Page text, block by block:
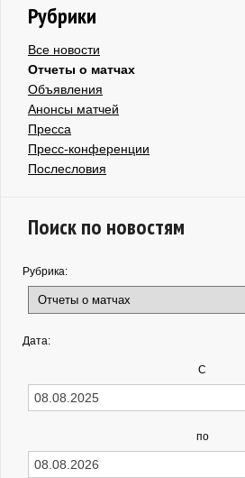
Рубрики
Все новости
Отчеты о матчах
Объявления
Анонсы матчей
Пресса
Пресс-конференции
Послесловия
Поиск по новостям
Рубрика:
Дата:
С
по